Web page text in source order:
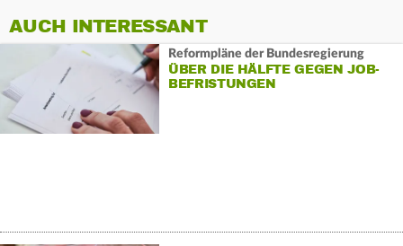
AUCH INTERESSANT
Reformpläne der Bundesregierung
ÜBER DIE HÄLFTE GEGEN JOB-
BEFRISTUNGEN